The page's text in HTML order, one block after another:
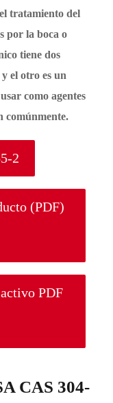
tratamiento del
por la boca o
tiene dos
el otro es un
como agentes
comúnmente.
2
(PDF)
PDF
CAS 304-